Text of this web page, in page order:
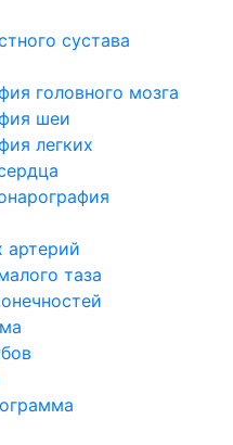
сустава
головного мозга
шеи
легких
артерий
таза